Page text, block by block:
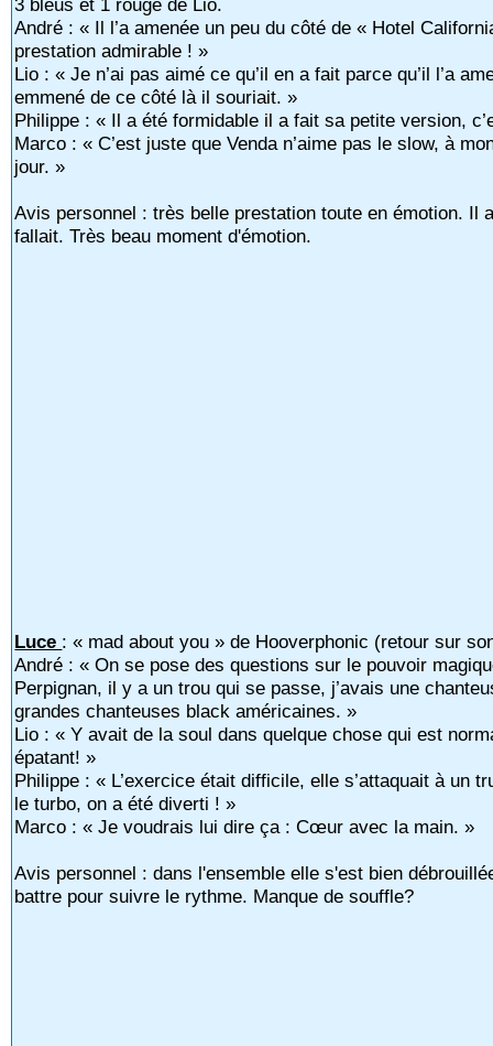
3 bleus et 1 rouge de Lio.
André : « Il l’a amenée un peu du côté de « Hotel
prestation admirable ! »
Lio : « Je n’ai pas aimé ce qu’il en a fait parce qu’il l’a
emmené de ce côté là il souriait. »
Philippe : « Il a été formidable il a fait sa petite version,
Marco : « C’est juste que Venda n’aime pas le slow, à
jour. »
Avis personnel : très belle prestation toute en émotion.
fallait. Très beau moment d'émotion.
Luce : « mad about you » de Hooverphonic (retour sur
André : « On se pose des questions sur le pouvoir
Perpignan, il y a un trou qui se passe, j’avais une
grandes chanteuses black américaines. »
Lio : « Y avait de la soul dans quelque chose qui est
épatant! »
Philippe : « L’exercice était difficile, elle s’attaquait à un
le turbo, on a été diverti ! »
Marco : « Je voudrais lui dire ça : Cœur avec la main. »
Avis personnel : dans l'ensemble elle s'est bien
battre pour suivre le rythme. Manque de souffle?